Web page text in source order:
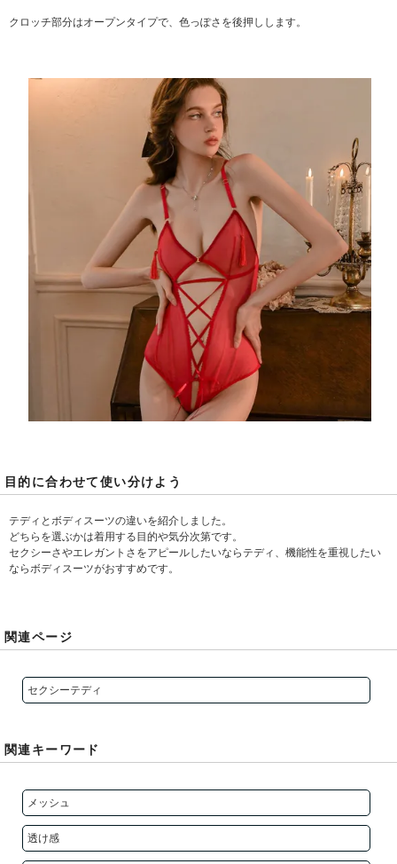
クロッチ部分はオープンタイプで、色っぽさを後押しします。
目的に合わせて使い分けよう
テディとボディスーツの違いを紹介しました。
どちらを選ぶかは着用する目的や気分次第です。
セクシーさやエレガントさをアピールしたいならテディ、機能性を重視したい
ならボディスーツがおすすめです。
関連ページ
セクシーテディ
関連キーワード
メッシュ
透け感